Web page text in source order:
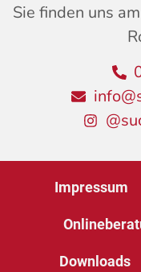
Sie finden uns
Impressum
Downloads